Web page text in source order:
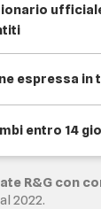
espressa in
entro 14
R&G con
2022.